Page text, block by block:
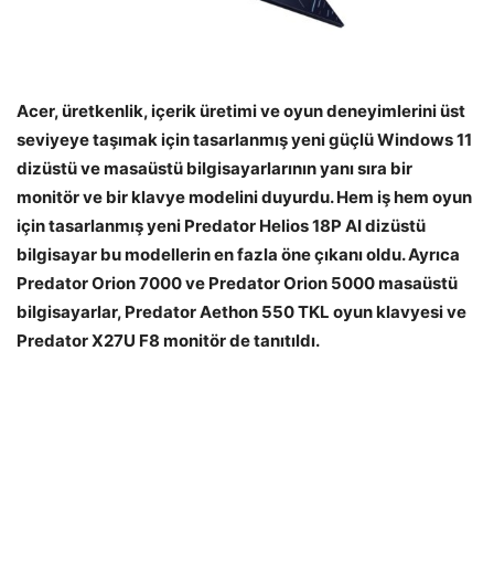
Acer,üretkenlik, içerik üretimi ve oyun deneyimlerini üst
seviyeye taşımak için tasarlanmış yeni güçlü Windows 11
dizüstü ve masaüstü bilgisayarlarının yanı sıra bir
monitör ve bir klavye modelini duyurdu. Hem iş hem oyun
için tasarlanmış yeni Predator Helios 18P AI dizüstü
bilgisayar bu modellerin en fazla öne çıkanı oldu. Ayrıca
Predator Orion 7000 ve Predator Orion 5000 masaüstü
bilgisayarlar, Predator Aethon 550 TKL oyun klavyesi ve
Predator X27U F8 monitör de tanıtıldı.